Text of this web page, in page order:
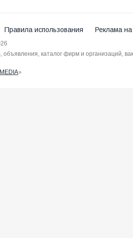
Правила использования Реклама
объявления, каталог фирм и организаций,
»